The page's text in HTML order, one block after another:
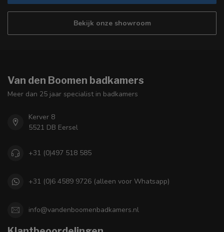
Bekijk onze showroom
Van den Boomen badkamers
Meer dan 25 jaar specialist in badkamers
Kerver 8
5521 DB Eersel
+31 (0)497 518 585
+31 (0)6 4589 9726 (alleen voor Whatsapp)
info@vandenboomenbadkamers.nl